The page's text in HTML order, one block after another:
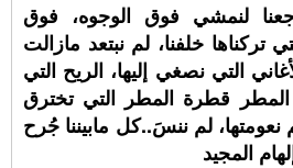
لنمشي فوق الوجوه، فوق
تركناها خلفنا، لم نبتعد مازالت
التي نصغي إليها، الريح التي
المطر قطرة المطر التي تخترق
لم ننسَ..كل مابيننا جُرح
المجيد